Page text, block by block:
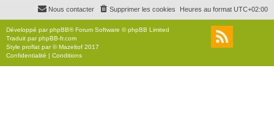
Heures au format UTC+02:00
Supprimer les cookies
Nous contacter
Développé parphpBB® Forum Software © phpBB Limited
Traduit parphpBB-fr.com
Style proflat par ©Mazeltof 2017
Confidentialité | Conditions